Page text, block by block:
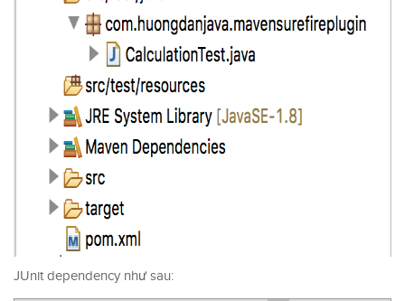
JUnit dependency như sau: